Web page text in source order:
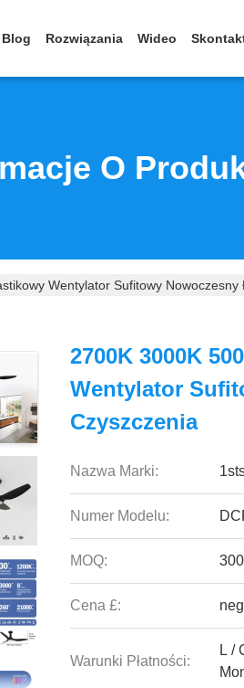
Blog Rozwiązania Wideo
O
Wentylator Sufitowy Nowoczesny
2700K 3000K
Wentylator
Czyszczenia
Nazwa Marki:
Numer Modelu:
MOQ: 300
Cena £:
Warunki Płatności:
L /